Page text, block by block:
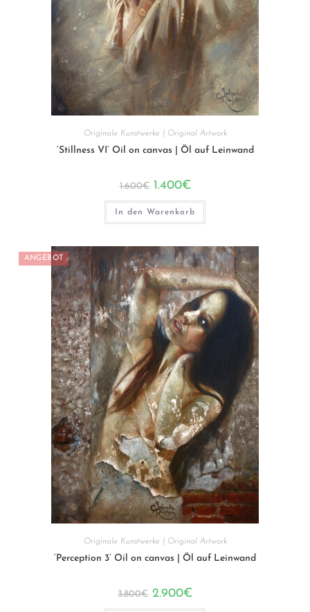
Originale Kunstwerke | Original Artwork
‘Stillness VI’ Oil on canvas | Öl auf Leinwand
1.600€ Ursprünglicher
war:
1.600€
1.400€Aktueller
ist:
1.400€.
In den Warenkorb
ANGEBOT
Originale Kunstwerke | Original Artwork
‘Perception 3’ Oil on canvas | Öl auf Leinwand
3.800€ Ursprünglicher
2.900€